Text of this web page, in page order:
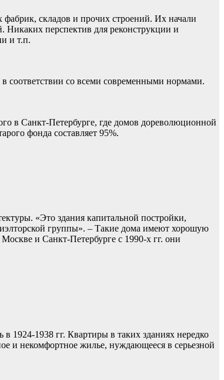
складов и прочих строений. Их начали
Никаких перспектив для реконструкции и
и т.п.
соответствии со всеми современными нормами.
в Санкт-Петербурге, где домов дореволюционной
фонда составляет 95%.
«Это здания капитальной постройки,
группы». – Такие дома имеют хорошую
и Санкт-Петербурге с 1990-х гг. они
1924-1938 гг. Квартиры в таких зданиях нередко
и некомфортное жилье, нуждающееся в серьезной